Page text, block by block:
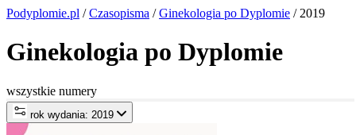
Podyplomie.pl /Czasopisma /Ginekologia po Dyplomie / 2019
Ginekologia po Dyplomie
wszystkie numery
rok wydania: 2019